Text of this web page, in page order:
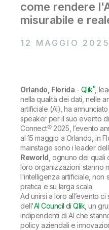
Onboarding
Documentazione di
Ultime notizie
Sedi nel mondo
Qlik
come rendere
misurabile e
12 MAGGIO 2025
Orlando, Florida -Qlik®,
nella qualità dei dati, nelle
artificiale (AI), ha
speaker per il suo evento
Connect® 2025, l’evento
al 15 maggio a Orlando, in
mainstage sono i leader
Reworld , ognuno dei
loro organizzazioni stanno
l'intelligenza artificiale, non
pratica e su larga scala.
Ad unirsi a loro all’evento
dell'AI Council di Qlik , un
indipendenti di AI che
policy aziendali e